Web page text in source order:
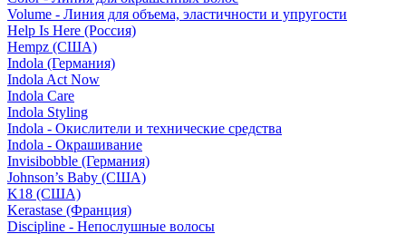
Volume - Линия для объема, эластичности и упругости
Help Is Here (Россия)
Hempz (США)
Indola (Германия)
Indola Act Now
Indola Care
Indola Styling
Indola - Окислители и технические средства
Indola - Окрашивание
Invisibobble (Германия)
Johnson’s Baby (США)
K18 (США)
Kerastase (Франция)
Discipline - Непослушные волосы